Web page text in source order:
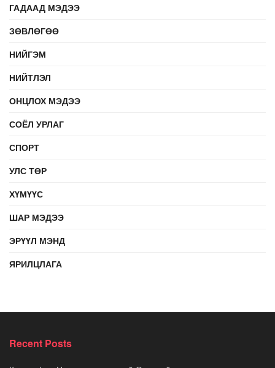
ГАДААД МЭДЭЭ
ЗӨВЛӨГӨӨ
НИЙГЭМ
НИЙТЛЭЛ
ОНЦЛОХ МЭДЭЭ
СОЁЛ УРЛАГ
СПОРТ
УЛС ТӨР
ХҮМҮҮС
ШАР МЭДЭЭ
ЭРҮҮЛ МЭНД
ЯРИЛЦЛАГА
Recent Posts